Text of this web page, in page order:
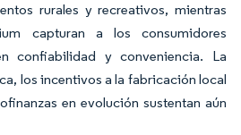
rurales y recreativos, mientras
capturan a los consumidores
confiabilidad y conveniencia. La
los incentivos a la fabricación local
en evolución sustentan aún